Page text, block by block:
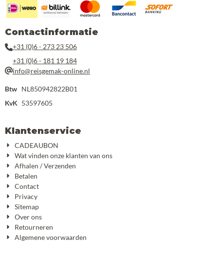
Contactinformatie
+31 (0)6 - 273 23 506
+31 (0)6 - 181 19 184
info@reisgemak-online.nl
Btw NL850942822B01
KvK 53597605
Klantenservice
CADEAUBON
Wat vinden onze klanten van ons
Afhalen / Verzenden
Betalen
Contact
Privacy
Sitemap
Over ons
Retourneren
Algemene voorwaarden